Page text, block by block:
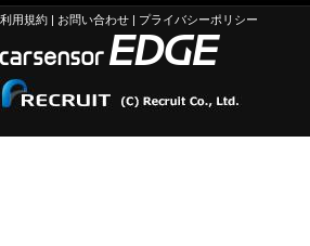
利用規約 | お問い合わせ | プライバシーポリシー